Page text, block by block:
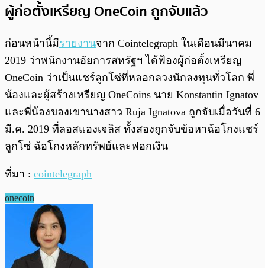
ผู้ก่อตั้งเหรียญ OneCoin ถูกจับแล้ว
ก่อนหน้านี้มีรายงานจาก Cointelegraph ในเดือนมีนาคม
2019 ว่าพนักงานอัยการสหรัฐฯ ได้ฟ้องผู้ก่อตั้งเหรียญ
OneCoin ว่าเป็นแชร์ลูกโซ่ที่หลอกลวงนักลงทุนทั่วโลก พี่
น้องและผู้สร้างเหรียญ OneCoins นาย Konstantin Ignatov
และพี่น้องของเขานางสาว Ruja Ignatova ถูกจับเมื่อวันที่ 6
มี.ค. 2019 ที่ลอสแองเจลิส ทั้งสองถูกจับข้อหาฉ้อโกงแชร์
ลูกโซ่ ฉ้อโกงหลักทรัพย์และฟอกเงิน
ที่มา : cointelegraph
onecoin